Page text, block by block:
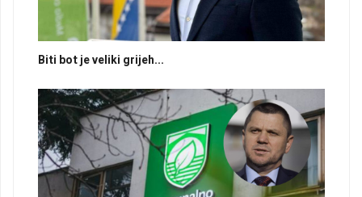
Biti bot je veliki grijeh...